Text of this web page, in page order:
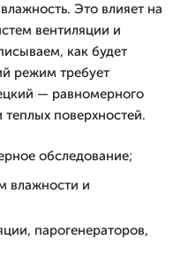
Это влияет на
вентиляции и
как будет
режим требует
— равномерного
поверхностей.
обследование;
влажности и
парогенераторов,